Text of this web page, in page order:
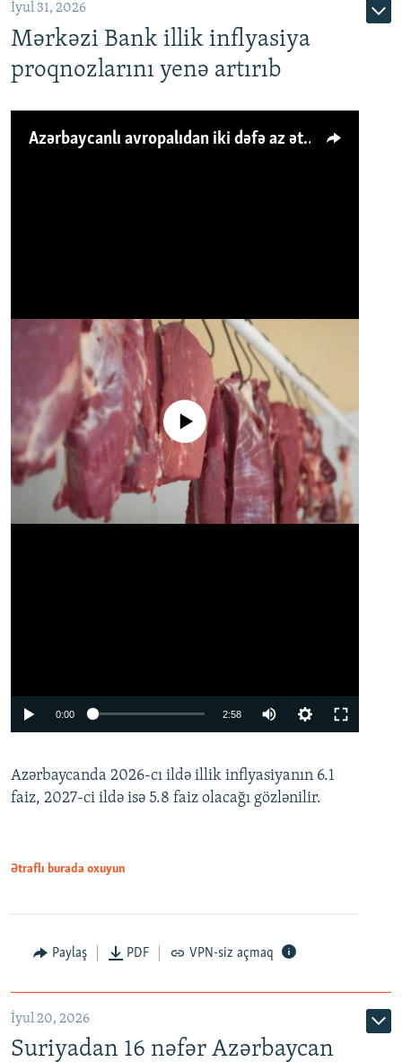
İyul 31, 2026
Mərkəzi Bank illik inflyasiya
proqnozlarını yenə artırıb
Azərbaycanlı avropalıdan iki dəfə az ət yeyir, amma... 'Qiymət artımı qaçılmazdır'
Auto
No media source currently available
0:00 2:58
360p
480p
Azərbaycanda 2026-cı ildə illik inflyasiyanın 6.1
faiz, 2027-ci ildə isə 5.8 faiz olacağı gözlənilir.
Ətraflı burada oxuyun
Paylaş PDF VPN-siz açmaq
İyul 20, 2026
Suriyadan 16 nəfər Azərbaycan